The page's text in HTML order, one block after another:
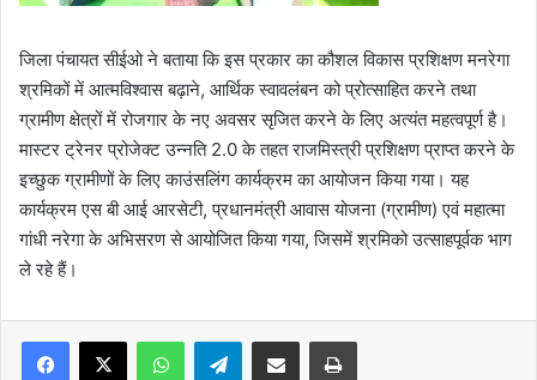
जिला पंचायत सीईओ ने बताया कि इस प्रकार का कौशल विकास प्रशिक्षण मनरेगा
श्रमिकों में आत्मविश्वास बढ़ाने, आर्थिक स्वावलंबन को प्रोत्साहित करने तथा
ग्रामीण क्षेत्रों में रोजगार के नए अवसर सृजित करने के लिए अत्यंत महत्वपूर्ण है।
मास्टर ट्रेनर प्रोजेक्ट उन्नति 2.0 के तहत राजमिस्त्री प्रशिक्षण प्राप्त करने के
इच्छुक ग्रामीणों के लिए काउंसलिंग कार्यक्रम का आयोजन किया गया। यह
कार्यक्रम एस बी आई आरसेटी, प्रधानमंत्री आवास योजना (ग्रामीण) एवं महात्मा
गांधी नरेगा के अभिसरण से आयोजित किया गया, जिसमें श्रमिको उत्साहपूर्वक भाग
ले रहे हैं।
Telegram